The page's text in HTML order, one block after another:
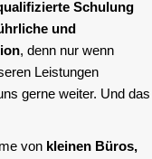
Schulung
und
, denn nur wenn
Leistungen
gerne weiter. Und das
von kleinen Büros,